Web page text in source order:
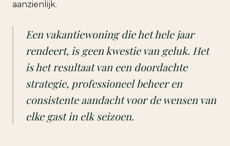
aanzienlijk.
Een vakantiewoning die het hele jaar
rendeert, is geen kwestie van geluk. Het
is het resultaat van een doordachte
strategie, professioneel beheer en
consistente aandacht voor de wensen van
elke gast in elk seizoen.